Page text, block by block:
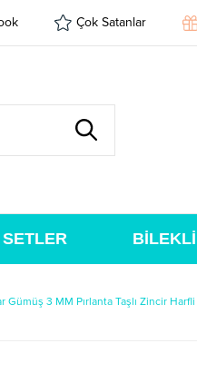
Çok Satanlar
Gümüş 3 MM Pırlanta Taşlı Zincir